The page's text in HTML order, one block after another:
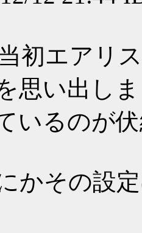
初エアリ
思い出し
いるのが
かその設